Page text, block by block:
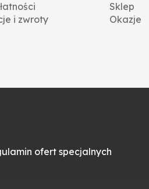
i zwroty
Sklep
Okazje
ofert specjalnych